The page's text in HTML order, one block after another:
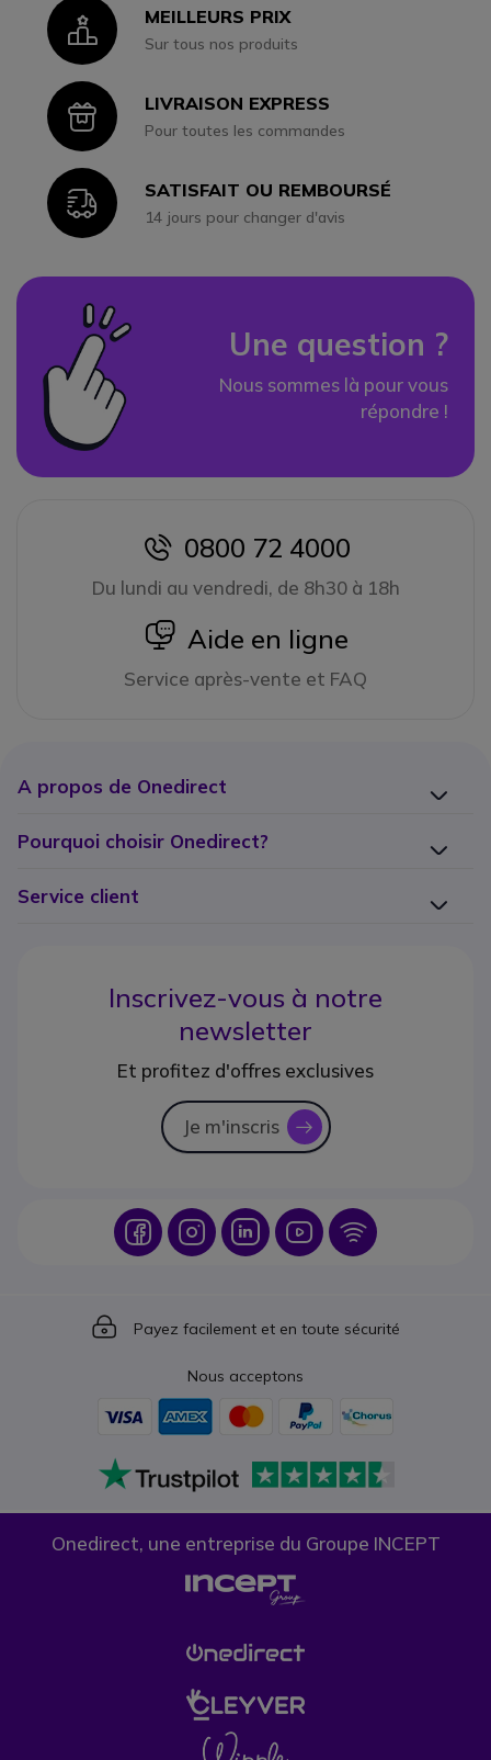
IconMEILLEURS PRIX
Sur tous nos produits
IconLIVRAISON EXPRESS
Pour toutes les commandes
IconSATISFAIT OU REMBOURSÉ
14 jours pour changer d'avis
Une question ?
Nous sommes là pour vous
répondre !
icon
0800 72 4000
Du lundi au vendredi, de 8h30 à 18h
icon
Aide en ligne
Service après-vente et FAQ
A propos de Onedirect
Pourquoi choisir Onedirect?
Service client
Inscrivez-vous à notre
newsletter
Et profitez d'offres exclusives
Je m'inscris icon
Icon IconIcon Icon Icon
Icon
Payez facilement et en toute sécurité
Nous acceptons
Onedirect, une entreprise du Groupe INCEPT